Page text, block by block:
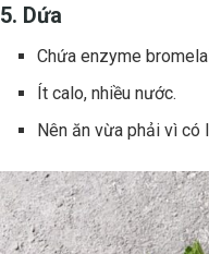
5. Dứa
Chứa enzyme
Ít calo, nhiều nước.
Nên ăn vừa phải vì có